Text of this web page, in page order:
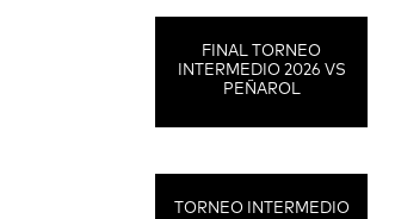
FINAL TORNEO
INTERMEDIO 2026 VS
PEÑAROL
TORNEO INTERMEDIO